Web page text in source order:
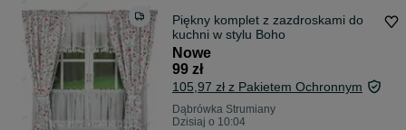
Piękny komplet z zazdroskami do
kuchni w stylu Boho
Nowe
99 zł
105,97 zł z Pakietem Ochronnym
Dąbrówka Strumiany
Dzisiaj o 10:04